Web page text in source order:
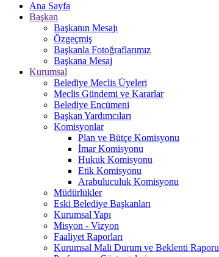
Ana Sayfa
Başkan
Başkanın Mesajı
Özgeçmiş
Başkanla Fotoğraflarımız
Başkana Mesaj
Kurumsal
Belediye Meclis Üyeleri
Meclis Gündemi ve Kararlar
Belediye Encümeni
Başkan Yardımcıları
Komisyonlar
Plan ve Bütçe Komisyonu
İmar Komisyonu
Hukuk Komisyonu
Etik Komisyonu
Arabuluculuk Komisyonu
Müdürlükler
Eski Belediye Başkanları
Kurumsal Yapı
Misyon - Vizyon
Faaliyet Raporları
Kurumsal Mali Durum ve Beklenti Raporu